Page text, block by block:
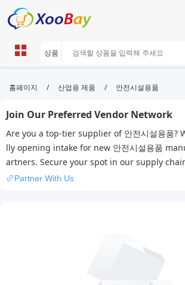
안전시설용품 | XOOBAY
안전시설용품,안전장비,건물안전,
용품, XOOBAY
안전시설용품 정보 및 구매가이드 제공
홈페이지 / 산업용 제품 / 안전시설용품
Join Our Preferred Vendor Network
Are you a top-tier supplier of 안전시설용품?
lly opening intake for new 안전시설용품
artners. Secure your spot in our supply
Partner With Us